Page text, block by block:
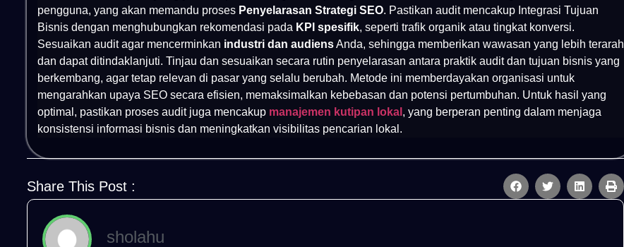
pengguna, yang akan memandu proses Penyelarasan Strategi SEO. Pastikan audit mencakup Integrasi Tujuan
Bisnis dengan menghubungkan rekomendasi pada KPI spesifik, seperti trafik organik atau tingkat konversi.
Sesuaikan audit agar mencerminkan industri dan audiensAnda, sehingga memberikan wawasan yang lebih terarah
dan dapat ditindaklanjuti. Tinjau dan sesuaikan secara rutin penyelarasan antara praktik audit dan tujuan bisnis yang
berkembang, agar tetap relevan di pasar yang selalu berubah. Metode ini memberdayakan organisasi untuk
mengarahkan upaya SEO secara efisien, memaksimalkan kebebasan dan potensi pertumbuhan. Untuk hasil yang
optimal, pastikan proses audit juga mencakup manajemen kutipan lokal , yang berperan penting dalam menjaga
konsistensi informasi bisnis dan meningkatkan visibilitas pencarian lokal.
Share This Post :
sholahu